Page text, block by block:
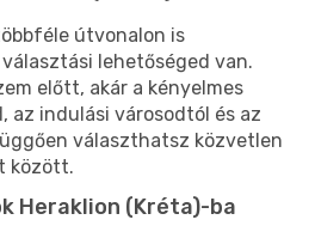
útvonalon is
lehetőséged van.
előtt, akár a kényelmes
az indulási városodtól és az
választhatsz közvetlen
között.
Heraklion (Kréta)-ba